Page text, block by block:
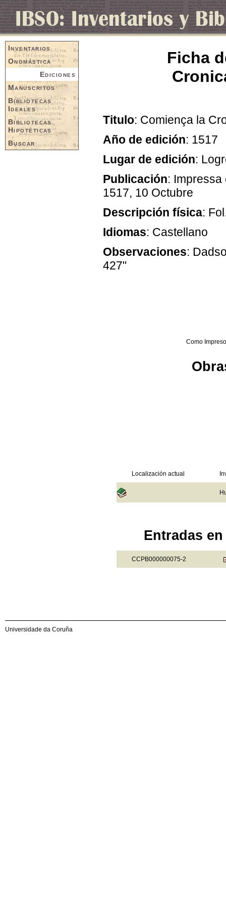
Inventarios
Onomástica
Ediciones
Manuscritos
Bibliotecas
Ideales
Bibliotecas
Hipotéticas
Buscar
Ficha
Titulo: Comiença la
Año de edición: 1517
Lugar de edición:
Publicación: Impressa
1517, 10 Octubre
Descripción física:
Idiomas: Castellano
Observaciones:
427"
Como
Localización actual
Entradas
CCPB000000075-2
Universidade da Coruña